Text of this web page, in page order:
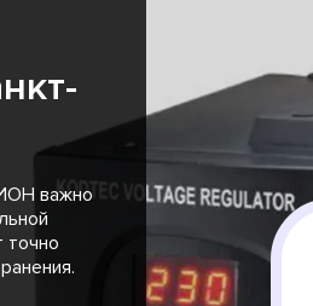
важно
точно